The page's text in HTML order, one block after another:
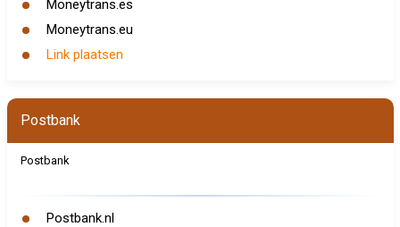
Moneytrans.es
Moneytrans.eu
Link plaatsen
Postbank
Postbank
Postbank.nl